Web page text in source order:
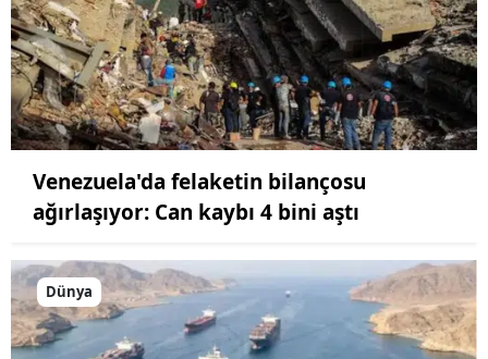
Venezuela'da felaketin bilançosu
ağırlaşıyor: Can kaybı 4 bini aştı
Dünya